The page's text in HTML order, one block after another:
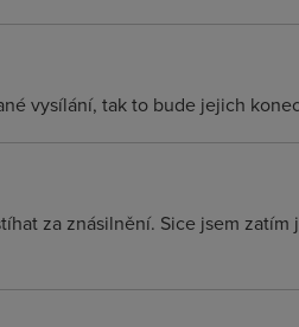
vysílání, tak to bude jejich
za znásilnění. Sice jsem